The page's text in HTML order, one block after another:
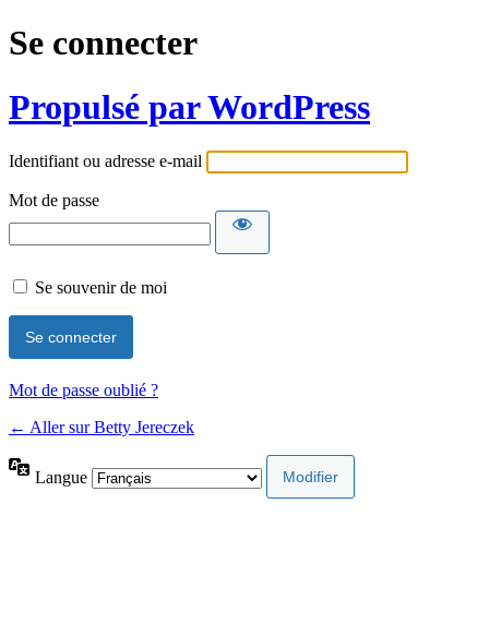
Se connecter
Propulsé par WordPress
Identifiant ou adresse e-mail
Mot de passe
Se souvenir de moi
Mot de passe oublié ?
← Aller sur Betty Jereczek
Langue